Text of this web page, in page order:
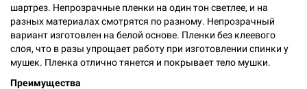
шартрез. Непрозрачные пленки на один тон светлее, и на
разных материалах смотрятся по разному. Непрозрачный
вариант изготовлен на белой основе. Пленки без клеевого
слоя, что в разы упрощает работу при изготовлении спинки у
мушек. Пленка отлично тянется и покрывает тело мушки.
Преимущества